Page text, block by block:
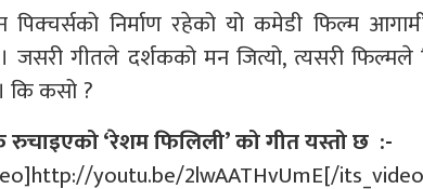
पिक्चर्सको निर्माण रहेको यो कमेडी फिल्म
गीतले दर्शकको मन जित्यो, त्यसरी फिल्मले
कि कसो ?
रुचाइएको ‘रेशम फिलिली’ को गीत यस्तो छ :-
youtu.be/2lwAATHvUmE[/